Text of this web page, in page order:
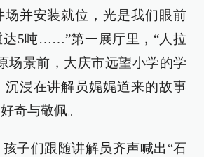
场并安装就位，光是我们眼前
达5吨……”第一展厅里，“人拉
场景前，大庆市远望小学的学
沉浸在讲解员娓娓道来的故事
奇与敬佩。
子们跟随讲解员齐声喊出“石